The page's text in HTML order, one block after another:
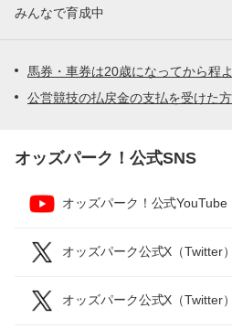
みんなで育成中
馬券・車券は20歳になってから程
公営競技の払戻金の支払を受けた
オッズパーク！公式SNS
オッズパーク！公式YouTube
オッズパーク公式X（Twitter
オッズパーク公式X（Twitter